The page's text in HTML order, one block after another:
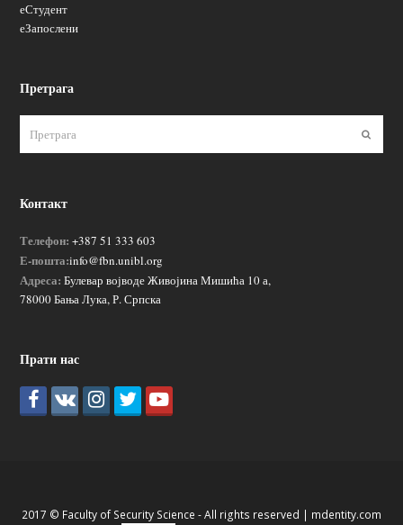
еСтудент
еЗапослени
Претрага
Контакт
Телефон: +387 51 333 603
Е-пошта:info@fbn.unibl.org
Адреса: Булевар војводе Живојина Мишића 10 а,
78000 Бања Лука, Р. Српска
Прати нас
2017 © Faculty of Security Science - All rights reserved | mdentity.com